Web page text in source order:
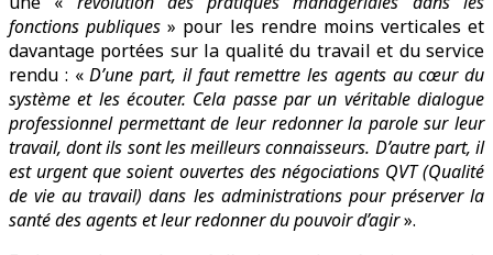
fonctions publiques » pour les rendre moins verticales et
davantage portées sur la qualité du travail et du service
rendu : «D’une part, il faut remettre les agents au cœur du
système et les écouter. Cela passe par un véritable dialogue
professionnel permettant de leur redonner la parole sur leur
travail, dont ils sont les meilleurs connaisseurs. D’autre part, il
est urgent que soient ouvertes des négociations QVT (Qualité
de vie au travail) dans les administrations pour préserver la
santé des agents et leur redonner du pouvoir d’agir».